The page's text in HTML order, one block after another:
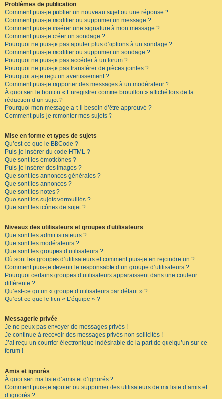
Problèmes de publication
Comment puis-je publier un nouveau sujet ou une réponse ?
Comment puis-je modifier ou supprimer un message ?
Comment puis-je insérer une signature à mon message ?
Comment puis-je créer un sondage ?
Pourquoi ne puis-je pas ajouter plus d’options à un sondage ?
Comment puis-je modifier ou supprimer un sondage ?
Pourquoi ne puis-je pas accéder à un forum ?
Pourquoi ne puis-je pas transférer de pièces jointes ?
Pourquoi ai-je reçu un avertissement ?
Comment puis-je rapporter des messages à un modérateur ?
À quoi sert le bouton « Enregistrer comme brouillon » affiché lors de la
rédaction d’un sujet ?
Pourquoi mon message a-t-il besoin d’être approuvé ?
Comment puis-je remonter mes sujets ?
Mise en forme et types de sujets
Qu’est-ce que le BBCode ?
Puis-je insérer du code HTML ?
Que sont les émoticônes ?
Puis-je insérer des images ?
Que sont les annonces générales ?
Que sont les annonces ?
Que sont les notes ?
Que sont les sujets verrouillés ?
Que sont les icônes de sujet ?
Niveaux des utilisateurs et groupes d’utilisateurs
Que sont les administrateurs ?
Que sont les modérateurs ?
Que sont les groupes d’utilisateurs ?
Où sont les groupes d’utilisateurs et comment puis-je en rejoindre un ?
Comment puis-je devenir le responsable d’un groupe d’utilisateurs ?
Pourquoi certains groupes d’utilisateurs apparaissent dans une couleur
différente ?
Qu’est-ce qu’un « groupe d’utilisateurs par défaut » ?
Qu’est-ce que le lien « L’équipe » ?
Messagerie privée
Je ne peux pas envoyer de messages privés !
Je continue à recevoir des messages privés non sollicités !
J’ai reçu un courrier électronique indésirable de la part de quelqu’un sur ce
forum !
Amis et ignorés
À quoi sert ma liste d’amis et d’ignorés ?
Comment puis-je ajouter ou supprimer des utilisateurs de ma liste d’amis et
d’ignorés ?